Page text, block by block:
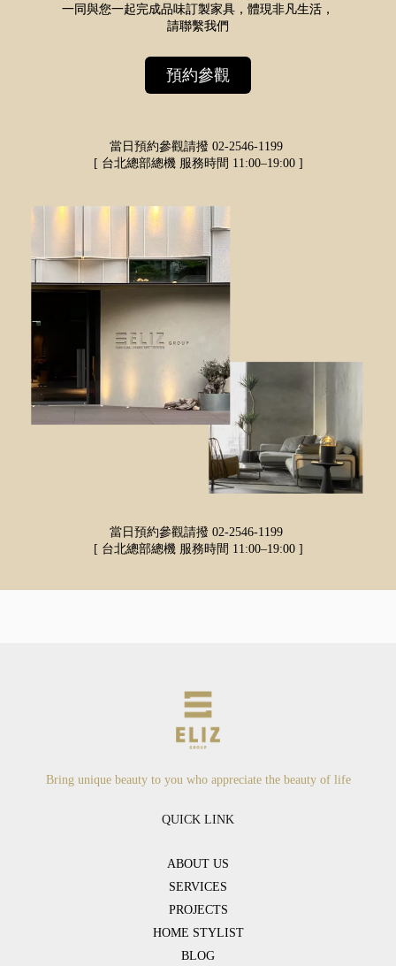
一同與您一起完成品味訂製家具，體現非凡生活，
請聯繫我們
預約參觀
當日預約參觀請撥 02-2546-1199
[ 台北總部總機 服務時間 11:00–19:00 ]
當日預約參觀請撥 02-2546-1199
[ 台北總部總機 服務時間 11:00–19:00 ]
Bring unique beauty to you who appreciate the beauty of life
QUICK LINK
ABOUT US
SERVICES
PROJECTS
HOME STYLIST
BLOG